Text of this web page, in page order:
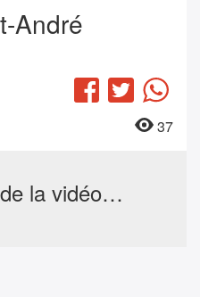
André
Facebook
Twitter
37
la vidéo…